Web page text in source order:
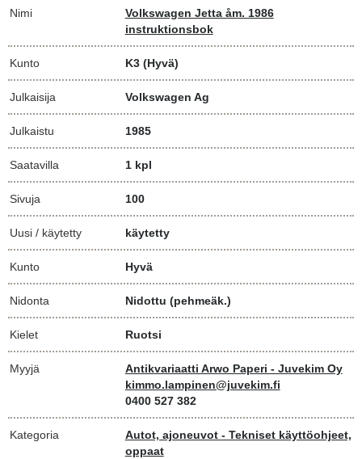
Nimi
Volkswagen Jetta åm. 1986
instruktionsbok
Kunto K3 (Hyvä)
Julkaisija Volkswagen Ag
Julkaistu 1985
Saatavilla 1 kpl
Sivuja 100
Uusi / käytetty käytetty
Kunto Hyvä
Nidonta Nidottu (pehmeäk.)
Kielet Ruotsi
Myyjä
Antikvariaatti Arwo Paperi - Juvekim Oy
kimmo.lampinen@juvekim.fi
0400 527 382
Kategoria
Autot, ajoneuvot - Tekniset käyttöohjeet,
oppaat